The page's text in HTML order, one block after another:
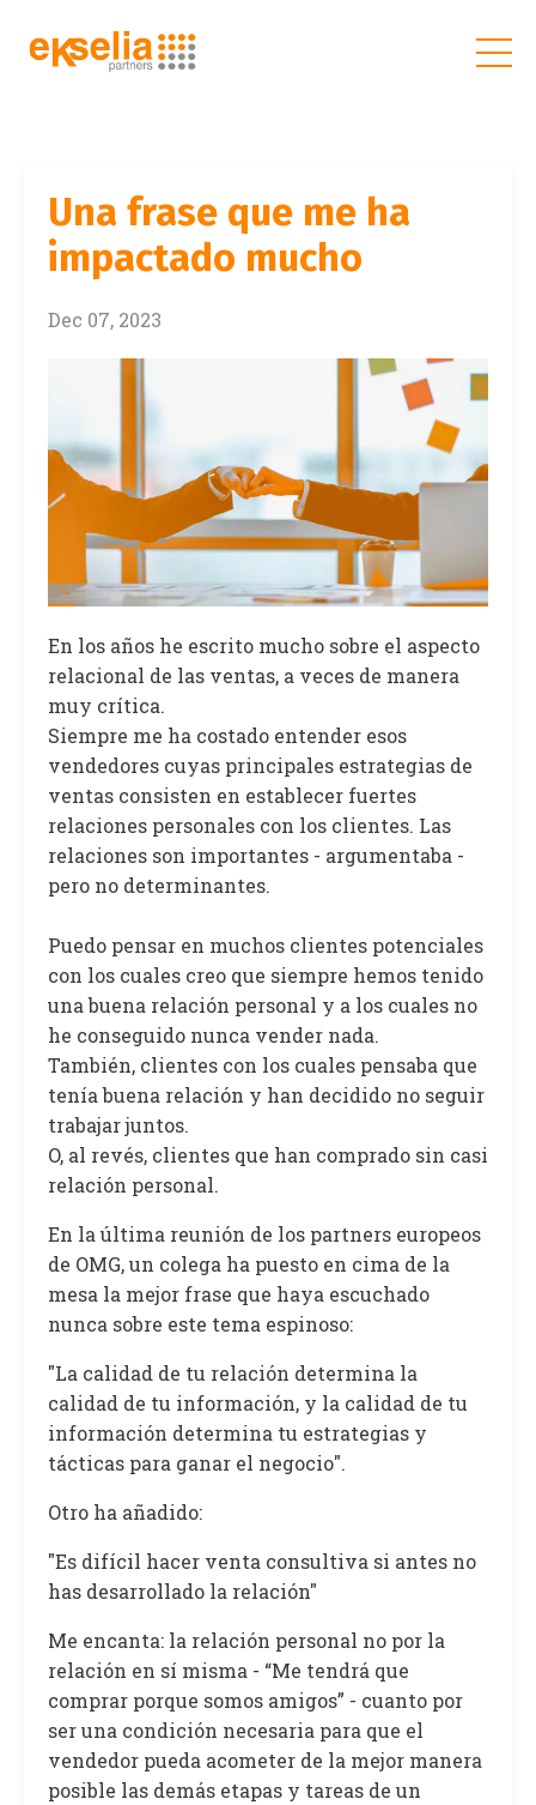
Una frase que me ha
impactado mucho
Dec 07, 2023
En los años he escrito mucho sobre el aspecto
relacional de las ventas, a veces de manera
muy crítica.
Siempre me ha costado entender esos
vendedores cuyas principales estrategias de
ventas consisten en establecer fuertes
relaciones personales con los clientes. Las
relaciones son importantes - argumentaba -
pero no determinantes.
Puedo pensar en muchos clientes potenciales
con los cuales creo que siempre hemos tenido
una buena relación personal y a los cuales no
he conseguido nunca vender nada.
También, clientes con los cuales pensaba que
tenía buena relación y han decidido no seguir
trabajar juntos.
O, al revés, clientes que han comprado sin casi
relación personal.
En la última reunión de los partners europeos
de OMG, un colega ha puesto en cima de la
mesa la mejor frase que haya escuchado
nunca sobre este tema espinoso:
"La calidad de tu relación determina la
calidad de tu información, y la calidad de tu
información determina tu estrategias y
tácticas para ganar el negocio".
Otro ha añadido:
"Es difícil hacer venta consultiva si antes no
has desarrollado la relación"
Me encanta: la relación personal no por la
relación en sí misma - “Me tendrá que
comprar porque somos amigos” - cuanto por
ser una condición necesaria para que el
vendedor pueda acometer de la mejor manera
posible las demás etapas y tareas de un